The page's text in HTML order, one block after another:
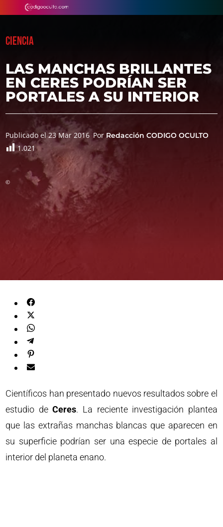
CIENCIA
LAS MANCHAS BRILLANTES
EN CERES PODRÍAN SER
PORTALES A SU INTERIOR
Publicado el 23 Mar 2016 PorRedacción CODIGO OCULTO
1.021
©
Científicos han presentado nuevos resultados sobre el
estudio deCeres. La reciente investigación plantea
que las extrañas manchas blancas que aparecen en
su superficie podrían ser una especie de portales al
interior del planeta enano.